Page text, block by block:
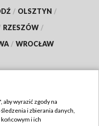
/ OLSZTYN /
RZESZÓW /
/ WROCŁAW
wyrazić zgody na
i zbierania danych,
i ich